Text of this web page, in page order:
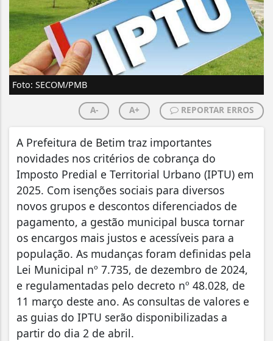
Foto: SECOM/PMB
A- A+ REPORTAR ERROS
A Prefeitura de Betim traz importantes
novidades nos critérios de cobrança do
Imposto Predial e Territorial Urbano (IPTU) em
2025. Com isenções sociais para diversos
novos grupos e descontos diferenciados de
pagamento, a gestão municipal busca tornar
os encargos mais justos e acessíveis para a
população. As mudanças foram definidas pela
Lei Municipal nº 7.735, de dezembro de 2024,
e regulamentadas pelo decreto nº 48.028, de
11 março deste ano. As consultas de valores e
as guias do IPTU serão disponibilizadas a
partir do dia 2 de abril.